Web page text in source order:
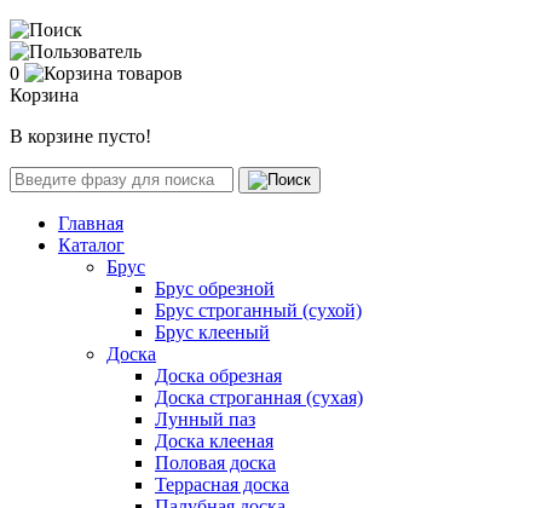
0
Корзина
В корзине пусто!
Главная
Каталог
Брус
Брус обрезной
Брус строганный (сухой)
Брус клееный
Доска
Доска обрезная
Доска строганная (сухая)
Лунный паз
Доска клееная
Половая доска
Террасная доска